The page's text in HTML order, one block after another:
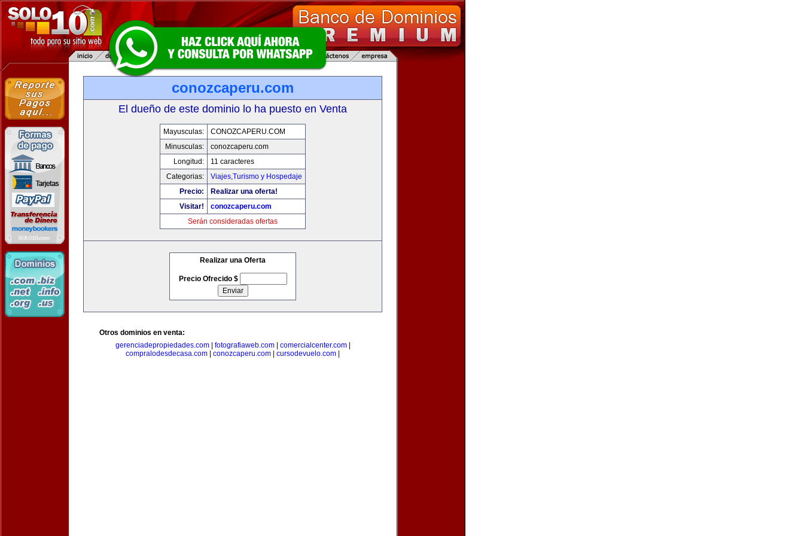
conozcaperu.com
El dueño de este dominio lo ha puesto en Venta
Mayusculas:
CONOZCAPERU.COM
Minusculas:
conozcaperu.com
Longitud:
11 caracteres
Categorias:
Viajes,Turismo y Hospedaje
Precio:
Realizar una oferta!
Visitar!
conozcaperu.com
Serán consideradas ofertas
Realizar una Oferta
Precio Ofrecido $
Otros dominios en venta:
gerenciadepropiedades.com| fotografiaweb.com| comercialcenter.com|
compralodesdecasa.com
conozcaperu.com cursodevuelo.com